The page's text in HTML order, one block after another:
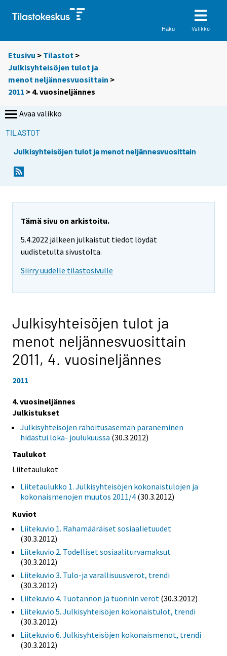
Haku Valikko
Etusivu > Tilastot >
Julkisyhteisöjen tulot ja
menot neljännesvuosittain >
2011 > 4. vuosineljännes
Avaa valikko
TILASTOT
Julkisyhteisöjen tulot ja menot neljännesvuosittain
Tämä sivu on arkistoitu.
5.4.2022 jälkeen julkaistut tiedot löydät
uudistetulta sivustolta.
Siirry uudelle tilastosivulle
Julkisyhteisöjen tulot ja
menot neljännesvuosittain
2011, 4. vuosineljännes
2011
4. vuosineljännes
Julkistukset
Julkisyhteisöjen rahoitusaseman paraneminen
hidastui loka- joulukuussa (30.3.2012)
Taulukot
Liitetaulukot
Liitetaulukko 1. Julkisyhteisöjen kokonaistulojen ja
kokonaismenojen muutos 2011/4 (30.3.2012)
Kuviot
Liitekuvio 1. Rahamääräiset sosiaalietuudet
(30.3.2012)
Liitekuvio 2. Todelliset sosiaaliturvamaksut
(30.3.2012)
Liitekuvio 3. Tulo-ja varallisuusverot, trendi
(30.3.2012)
Liitekuvio 4. Tuotannon ja tuonnin verot (30.3.2012)
Liitekuvio 5. Julkisyhteisöjen kokonaistulot, trendi
(30.3.2012)
Liitekuvio 6. Julkisyhteisöjen kokonaismenot, trendi
(30.3.2012)